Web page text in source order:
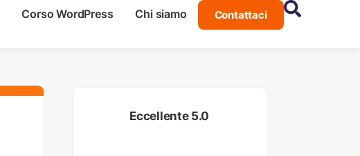
Corso WordPress Chi siamo Contattaci
Eccellente 5.0